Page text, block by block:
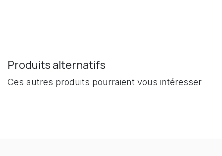
Produits alternatifs
Ces autres produits pourraient vous intéresser